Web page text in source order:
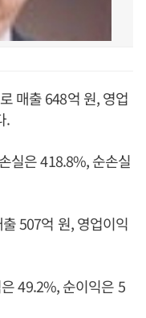
매출 648억 원, 영업
.
실은 418.8%, 순손실
507억 원, 영업이익
49.2%, 순이익은 5